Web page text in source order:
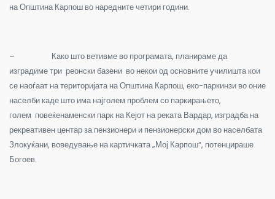
на Општина Карпош во наредните четири години.
– Како што ветивме во програмата, планираме да
изградиме три реонски базени во некои од основните училишта кои
се наоѓаат на територијата на Општина Карпош, еко-паркинзи во оние
населби каде што има најголем проблем со паркирањето,
голем повеќенаменски парк на Кејот на реката Вардар, изградба на
рекреативен центар за пензионери и пензионерски дом во населбата
Злокуќани, воведување на картичката „Мој Карпош“, потенцираше
Богоев.